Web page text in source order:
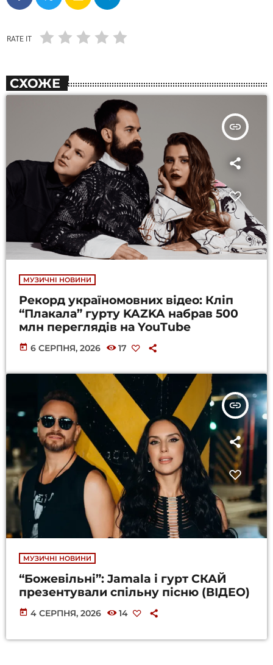
RATE IT
СХОЖЕ
insert_link
МУЗИЧНІ НОВИНИ
Рекорд україномовних відео: Кліп
“Плакала” гурту KAZKA набрав 500
млн переглядів на YouTube
today 6 СЕРПНЯ, 2026 17
insert_link
МУЗИЧНІ НОВИНИ
“Божевільні”: Jamala і гурт СКАЙ
презентували спільну пісню (ВІДЕО)
today 4 СЕРПНЯ, 2026 14